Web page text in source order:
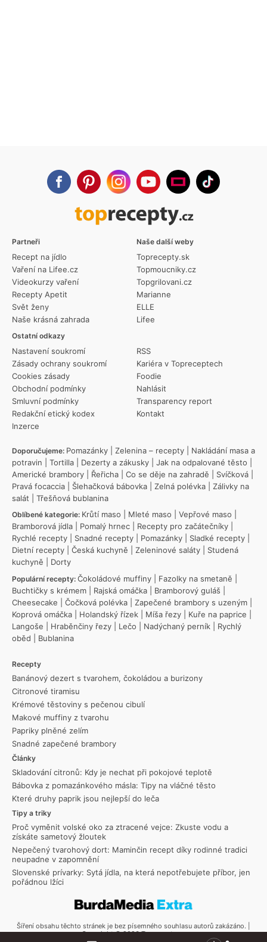
Partneři
Recept na jídlo
Vaření na Lifee.cz
Videokurzy vaření
Recepty Apetit
Svět ženy
Naše krásná zahrada
Ostatní odkazy
Nastavení soukromí
Zásady ochrany soukromí
Cookies zásady
Obchodní podmínky
Smluvní podmínky
Redakční etický kodex
Inzerce
RSS
Kariéra v Topreceptech
Foodie
Nahlásit
Transparency report
Kontakt
Naše další weby
Toprecepty.sk
Topmoucniky.cz
Topgrilovani.cz
Marianne
ELLE
Lifee
Doporučujeme: Pomazánky Zelenina – recepty
Nakládání masa a
potravin
Tortilla Dezerty a zákusky Jak na odpalované těsto
Americké brambory
Řeřicha Co se děje na zahradě Svíčková
Pravá focaccia
Šlehačková bábovka Zelná polévka
Zálivky na
salát
Třešňová bublanina
Oblíbené kategorie: Krůtí maso Mleté maso Vepřové maso
Bramborová jídla
Pomalý hrnec Recepty pro začátečníky
Rychlé recepty
Snadné recepty Pomazánky Sladké recepty
Dietní recepty
Česká kuchyně Zeleninové saláty
Studená
kuchyně
Dorty
Populární recepty: Čokoládové muffiny Fazolky na smetaně
Buchtičky s krémem
Rajská omáčka Bramborový guláš
Cheesecake
Čočková polévka Zapečené brambory s uzeným
Koprová omáčka
Holandský řízek Míša řezy Kuře na paprice
Langoše
Hraběnčiny řezy Lečo Nadýchaný perník
Rychlý
oběd
Bublanina
Recepty
Banánový dezert s tvarohem, čokoládou a burizony
Citronové tiramisu
Krémové těstoviny s pečenou cibulí
Makové muffiny z tvarohu
Papriky plněné zelím
Snadné zapečené brambory
Články
Skladování citronů: Kdy je nechat při pokojové teplotě
Bábovka z pomazánkového másla: Tipy na vláčné těsto
Které druhy paprik jsou nejlepší do leča
Tipy a triky
Proč vyměnit volské oko za ztracené vejce: Zkuste vodu a
získáte sametový žloutek
Nepečený tvarohový dort: Maminčin recept díky rodinné tradici
neupadne v zapomnění
Slovenské prívarky: Sytá jídla, na která nepotřebujete příbor, jen
pořádnou lžíci
Šíření obsahu těchto stránek je bez písemného souhlasu autorů zakázáno. |
Copyright © 2026 Toprecepty.cz